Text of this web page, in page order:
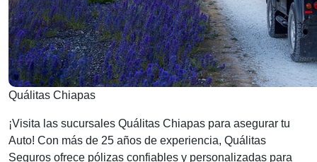
Quálitas Chiapas
¡Visita las sucursales Quálitas Chiapas para asegurar tu
Auto! Con más de 25 años de experiencia, Quálitas
Seguros ofrece pólizas confiables y personalizadas para